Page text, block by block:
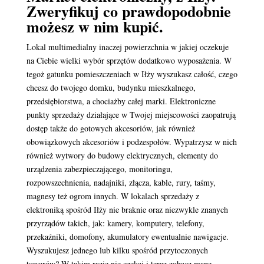
Zweryfikuj co prawdopodobnie
możesz w nim kupić.
Lokal multimedialny inaczej powierzchnia w jakiej oczekuje
na Ciebie wielki wybór sprzętów dodatkowo wyposażenia. W
tegoż gatunku pomieszczeniach w Iłży wyszukasz całość, czego
chcesz do twojego domku, budynku mieszkalnego,
przedsiębiorstwa, a chociażby całej marki. Elektroniczne
punkty sprzedaży działające w Twojej miejscowości zaopatrują
dostęp także do gotowych akcesoriów, jak również
obowiązkowych akcesoriów i podzespołów. Wypatrzysz w nich
również wytwory do budowy elektrycznych, elementy do
urządzenia zabezpieczającego, monitoringu,
rozpowszechnienia, nadajniki, złącza, kable, rury, taśmy,
magnesy też ogrom innych. W lokalach sprzedaży z
elektroniką spośród Iłży nie braknie oraz niezwykle znanych
przyrządów takich, jak: kamery, komputery, telefony,
przekaźniki, domofony, akumulatory ewentualnie nawigacje.
Wyszukujesz jednego lub kilku spośród przytoczonych